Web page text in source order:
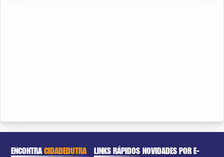
ENCONTRACIDADEDUTRA LINKS RÁPIDOS NOVIDADES POR E-